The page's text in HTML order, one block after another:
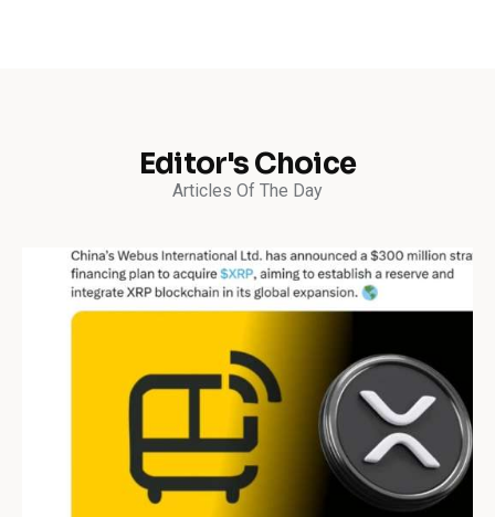
Editor's Choice
Articles Of The Day